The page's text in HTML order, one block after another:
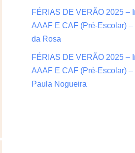
FÉRIAS DE VERÃO 2025 –
AAAF E CAF (Pré-Escolar) –
da Rosa
FÉRIAS DE VERÃO 2025 –
AAAF E CAF (Pré-Escolar) –
Paula Nogueira